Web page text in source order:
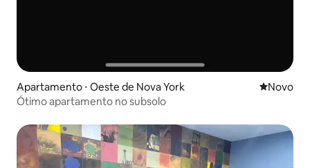
Apartamento ⋅ Oeste de Nova York Novo
Novo
Ótimo apartamento no subsolo